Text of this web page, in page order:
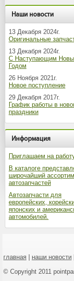
Наши новости
13 Декабря 2024г.
Оригинальные
13 Декабря 2024г.
С Наступающим
Годом
26 Ноября 2021г.
Новое поступление
29 Декабря 2017г.
График работы в
праздники
Информация
Приглашаем на
В каталоге
широчайший
автозапчастей
Автозапчасти для
европейских,
японских и
автомобилей.
главная наши новости
© Copyright 2011